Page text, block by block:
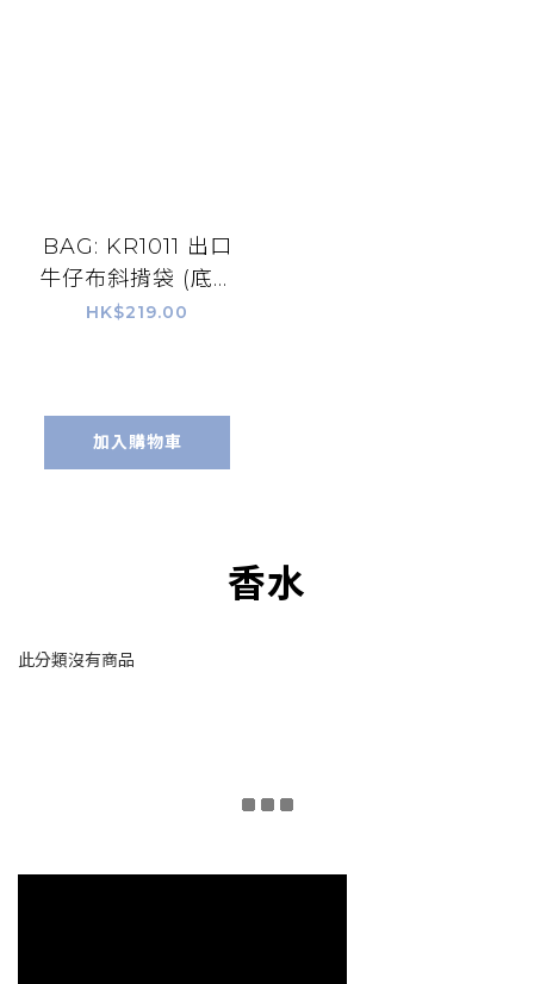
BAG: KR1011 出口
牛仔布斜揹袋 (底長
28 頂長54 闊10 高
HK$219.00
加入購物車
香水
此分類沒有商品